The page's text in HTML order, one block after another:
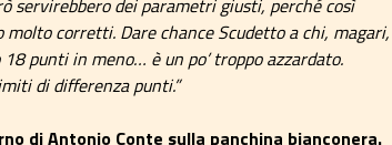
servirebbero dei parametri giusti, perché così
molto corretti. Dare chance Scudetto a chi, magari,
punti in meno… è un po’ troppo azzardato.
di differenza punti.”
di Antonio Conte sulla panchina bianconera.